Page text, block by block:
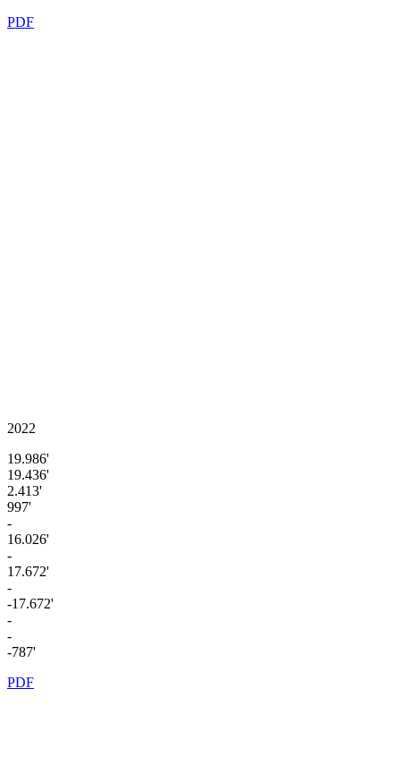
PDF
2022
19.986'
19.436'
2.413'
997'
-
16.026'
-
17.672'
-
-17.672'
-
-
-787'
PDF